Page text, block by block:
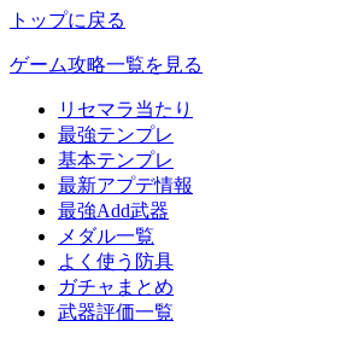
トップに戻る
ゲーム攻略一覧を見る
リセマラ当たり
最強テンプレ
基本テンプレ
最新アプデ情報
最強Add武器
メダル一覧
よく使う防具
ガチャまとめ
武器評価一覧